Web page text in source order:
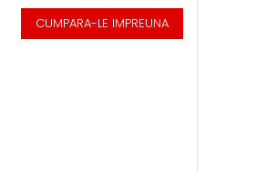
CUMPARA-LE IMPREUNA